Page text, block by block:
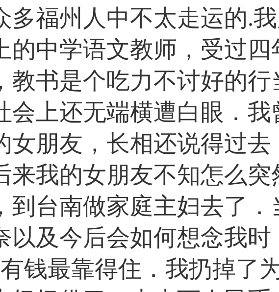
多福州人中不太走运的.
的中学语文教师，受过四
教书是个吃力不讨好的行
会上还无端横遭白眼．我
女朋友，长相还说得过
来我的女朋友不知怎么
到台南做家庭主妇去了．
以及今后会如何想念我
钱最靠得住．我扔掉了